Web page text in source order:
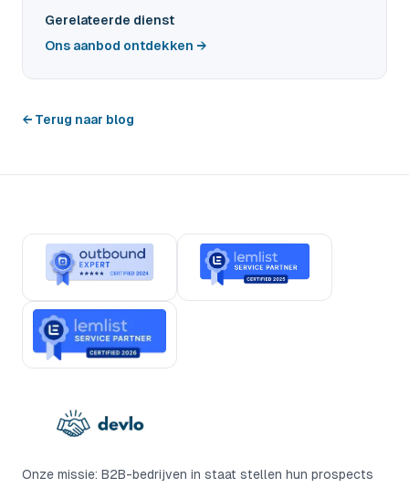
Gerelateerde dienst
Ons aanbod ontdekken →
← Terug naar blog
Onze missie: B2B-bedrijven in staat stellen hun prospects